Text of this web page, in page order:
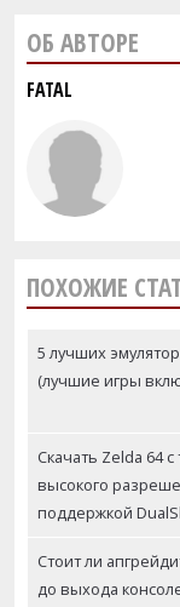
ОБ АВТОРЕ
FATAL
ПОХОЖИЕ
5 лучших
(лучшие игры
Скачать Zelda 64 с
высокого
поддержкой
Стоит ли
до выхода